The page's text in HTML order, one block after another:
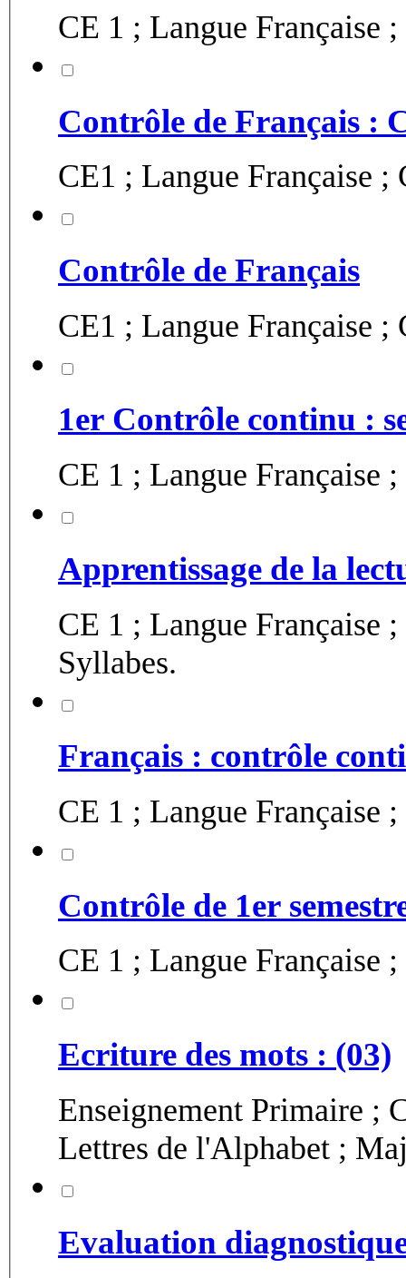
CE 1 ; Langue Française
Contrôle de Français :
CE1 ; Langue Française
Contrôle de Français
CE1 ; Langue Française
1er Contrôle continu :
CE 1 ; Langue Française
Apprentissage de la
CE 1 ; Langue Française
Syllabes.
Français : contrôle
CE 1 ; Langue Française
Contrôle de 1er
CE 1 ; Langue Française
Ecriture des mots : (03)
Enseignement Primaire ;
Lettres de l'Alphabet ;
Evaluation